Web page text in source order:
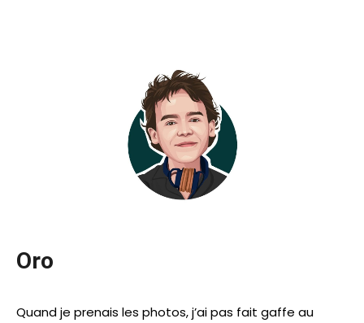
Oro
Quand je prenais les photos, j’ai pas fait gaffe au